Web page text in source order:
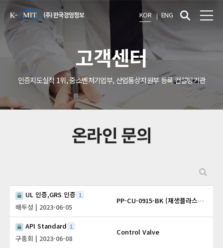
KOR ENG
고객센터
인증지도실적 1위, 중소벤처기업부, 산업통상자원부 등록 컨설팅기관
온라인 문의
UL 인증,GRS 인증 1
배두성 | 2023-06-05
PP-CU-0915-BK (재생플라스틱펠렛)
API Standard 1
구충회 | 2023-06-08
Control Valve